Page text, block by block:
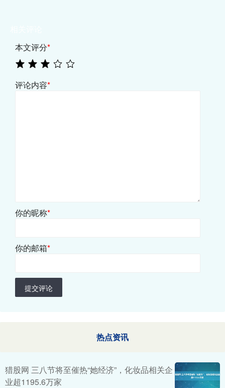
本文评分*
评论内容*
你的昵称*
你的邮箱*
提交评论
热点资讯
猎股网 三八节将至催热“她经济”，化妆品相关企
业超1195.6万家